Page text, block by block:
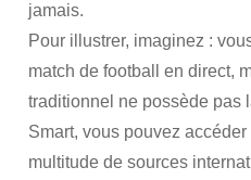
jamais.
Pour illustrer, imaginez :
match de football en direct,
traditionnel ne possède pas
Smart, vous pouvez
multitude de sources